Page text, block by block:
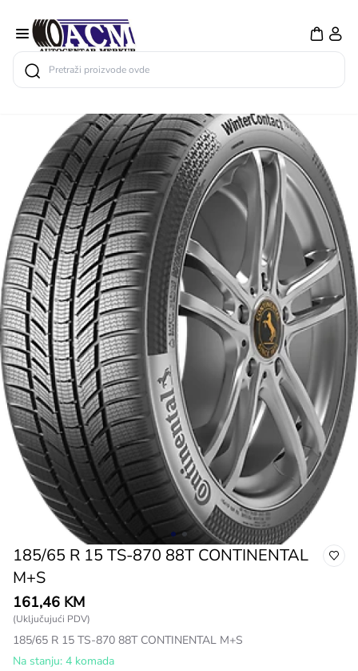
Search
185/65 R 15 TS-870 88T CONTINENTAL
M+S
161,46 KM
(Uključujući PDV)
185/65 R 15 TS-870 88T CONTINENTAL M+S
Na stanju: 4 komada